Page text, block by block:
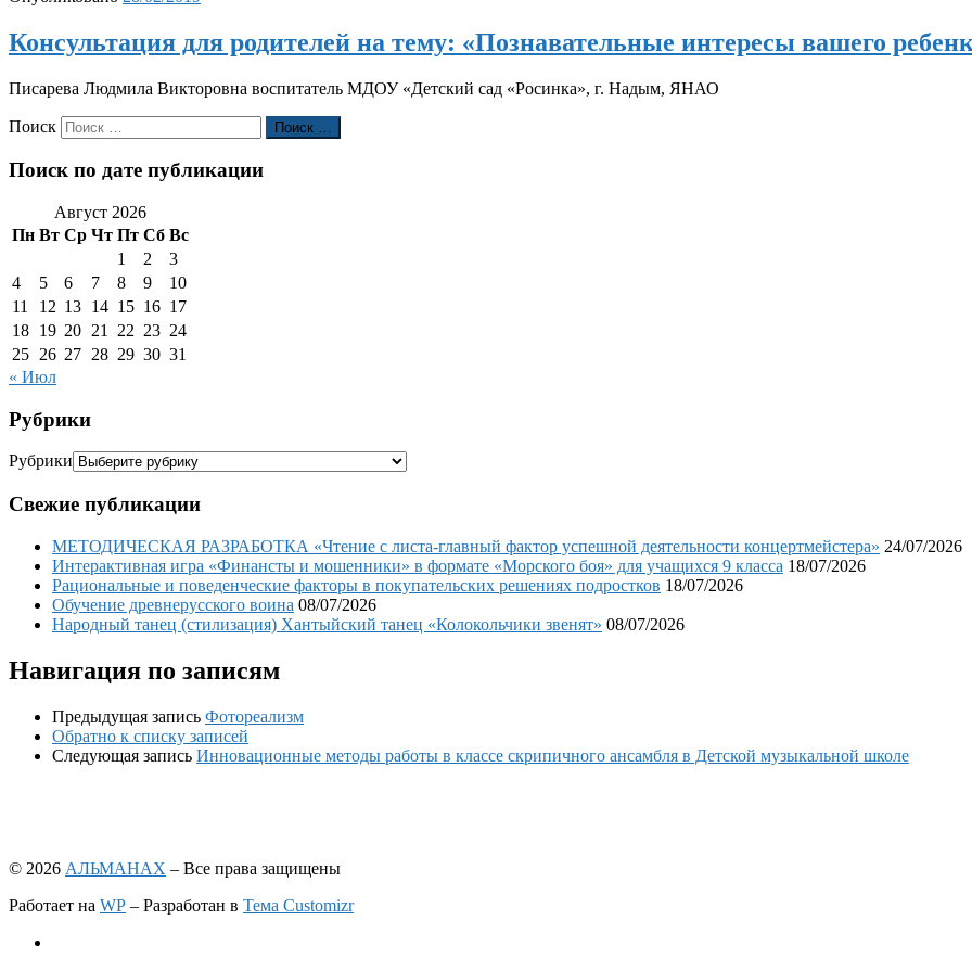
Консультация для родителей на тему: «Познавательные интересы вашего
Писарева Людмила Викторовна воспитатель МДОУ «Детский сад «Росинка», г. Надым, ЯНАО
Поиск Поиск …
Поиск по дате публикации
Август 2026
Пн Вт Ср Чт Пт Сб Вс
1
2
3
4
5 6 7 8 9
10
11
12 13 14 15 16 17
18 19 20 21 22 23 24
25 26 27 28 29 30 31
« Июл
Рубрики
Рубрики
Свежие публикации
МЕТОДИЧЕСКАЯ РАЗРАБОТКА «Чтение с листа-главный фактор успешной деятельности концертмейстера» 24/07/2026
Интерактивная игра «Финансты и мошенники» в формате «Морского боя» для учащихся 9 класса 18/07/2026
Рациональные и поведенческие факторы в покупательских решениях подростков 18/07/2026
Обучение древнерусского воина 08/07/2026
Народный танец (стилизация) Хантыйский танец «Колокольчики звенят» 08/07/2026
Навигация по записям
Предыдущая запись Фотореализм
Обратно к списку записей
Следующая запись Инновационные методы работы в классе скрипичного ансамбля в Детской музыкальной школе
© 2026 АЛЬМАНАХ – Все права защищены
Работает на WP – Разработан в Тема Customizr